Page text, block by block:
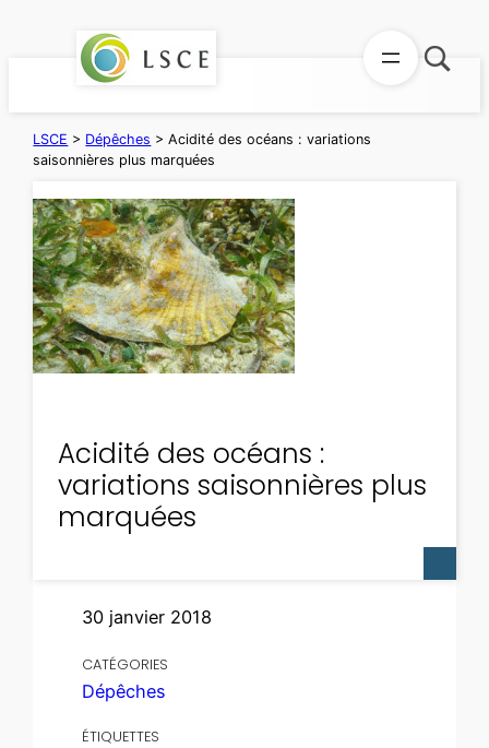
LSCE > Dépêches >Acidité des océans : variations
saisonnières plus marquées
Acidité des océans :
variations saisonnières plus
marquées
30 janvier 2018
CATÉGORIES
Dépêches
ÉTIQUETTES